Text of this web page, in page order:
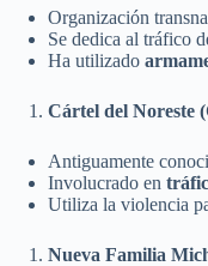
Organización
Se dedica al tráfico
Ha utilizado
Cártel del Noreste
Antiguamente
Involucrado en
Utiliza la violencia
Nueva Familia